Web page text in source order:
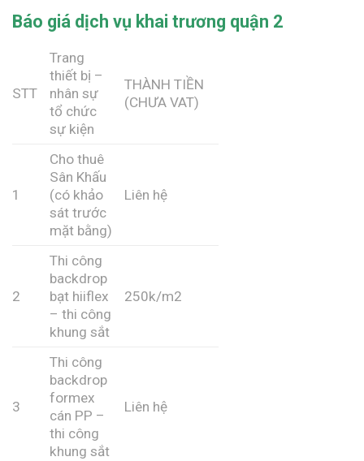
Báo giá dịch vụ khai trương quận 2
STT
Trang
thiết bị –
nhân sự
tổ chức
sự kiện
THÀNH TIỀN
(CHƯA VAT)
1
Cho thuê
Sân Khấu
(có khảo
sát trước
mặt bằng)
Liên hệ
2
Thi công
backdrop
bạt hiiflex
– thi công
khung sắt
250k/m2
3
Thi công
backdrop
formex
cán PP –
thi công
khung sắt
Liên hệ